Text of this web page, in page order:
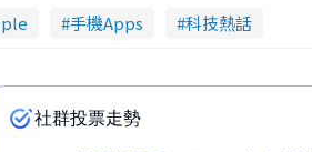
手機Apps 科技熱話